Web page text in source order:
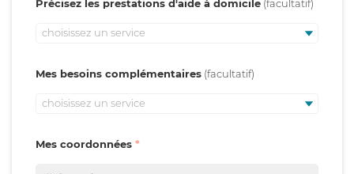
Précisez les prestations d'aide à domicile
choisissez un service
Mes besoins complémentaires
choisissez un service
Mes coordonnées